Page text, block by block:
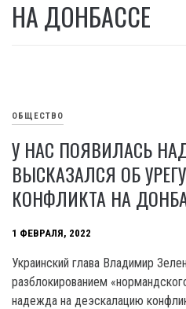
НА ДОНБАССЕ
ОБЩЕСТВО
У НАС ПОЯВИЛАСЬ
ВЫСКАЗАЛСЯ ОБ
КОНФЛИКТА НА
1 ФЕВРАЛЯ, 2022
Украинский глава Владимир
разблокированием
надежда на деэскалацию